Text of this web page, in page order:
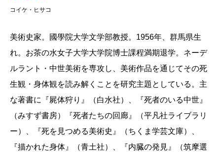
コイケ・ヒサコ
美術史家。國學院大学文学部教授。1956年、群馬県生
れ。お茶の水女子大学大学院博士課程満期退学。ネーデ
ルラント・中世美術を専攻し、美術作品を通じてその死
生観・身体観を読み解くことを研究主題としている。主
な著書に『屍体狩り』（白水社）、『死者のいる中世』
（みすず書房）『死者たちの回廊』（平凡社ライブラリ
ー）、『死を見つめる美術史』（ちくま学芸文庫）、
『描かれた身体』（青土社）、『内臓の発見』（筑摩選